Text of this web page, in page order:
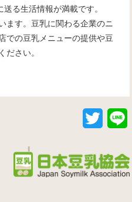
る生活情報が満載です。
ます。豆乳に関わる企業のニ
での豆乳メニューの提供や豆
ださい。
T
e
r
L